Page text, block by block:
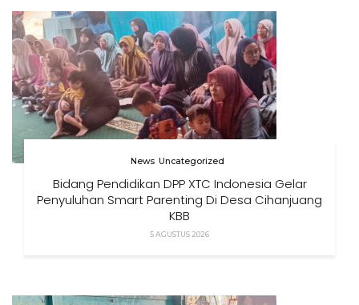
News Uncategorized
Bidang Pendidikan DPP XTC Indonesia Gelar
Penyuluhan Smart Parenting Di Desa Cihanjuang
KBB
5 AGUSTUS 2026